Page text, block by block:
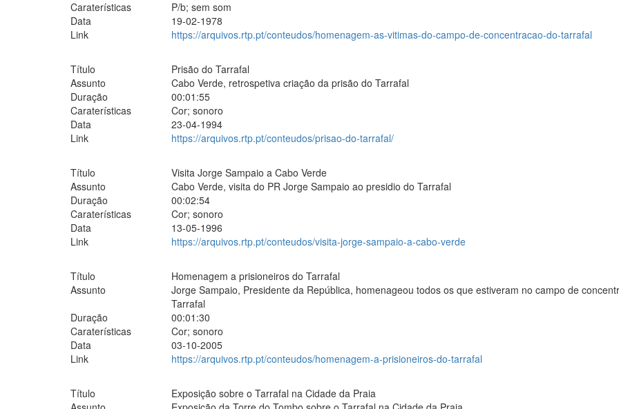
Caraterísticas
P/b; sem som
Data
19-02-1978
Link
https://arquivos.rtp.pt/conteudos/homenagem-as-vitimas-do-campo-de-concentracao-do-tarrafal
Título
Prisão do Tarrafal
Assunto
Cabo Verde, retrospetiva criação da prisão do Tarrafal
Duração
00:01:55
Caraterísticas
Cor; sonoro
Data
23-04-1994
Link
https://arquivos.rtp.pt/conteudos/prisao-do-tarrafal/
Título
Visita Jorge Sampaio a Cabo Verde
Assunto
Cabo Verde, visita do PR Jorge Sampaio ao presidio do Tarrafal
Duração
00:02:54
Caraterísticas
Cor; sonoro
Data
13-05-1996
Link
https://arquivos.rtp.pt/conteudos/visita-jorge-sampaio-a-cabo-verde
Título
Homenagem a prisioneiros do Tarrafal
Assunto
Jorge Sampaio, Presidente da República, homenageou todos os que estiveram no campo de
Tarrafal
Duração
00:01:30
Caraterísticas
Cor; sonoro
Data
03-10-2005
Link
https://arquivos.rtp.pt/conteudos/homenagem-a-prisioneiros-do-tarrafal
Título
Exposição sobre o Tarrafal na Cidade da Praia